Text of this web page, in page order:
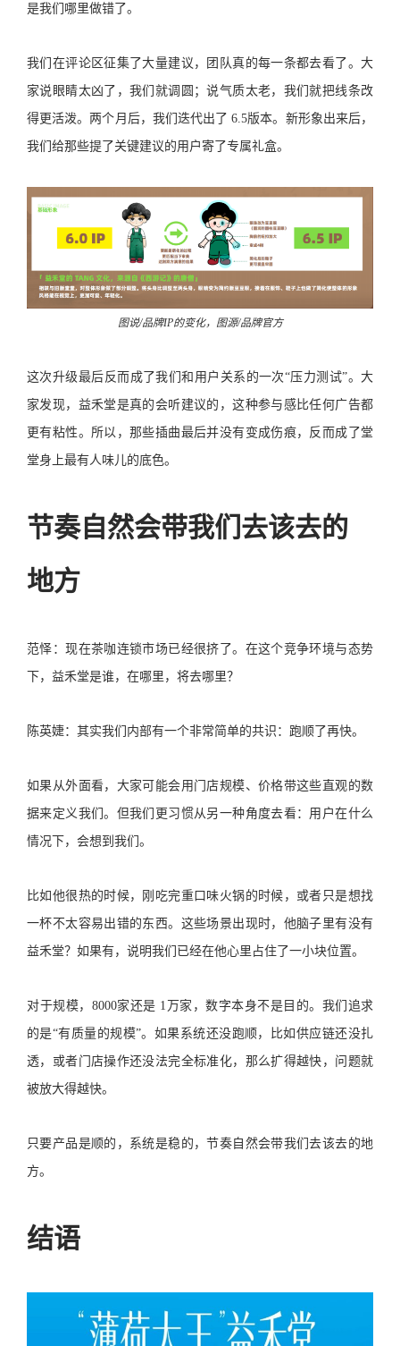
是我们哪里做错了。
我们在评论区征集了大量建议，团队真的每一条都去看了。大
家说眼睛太凶了，我们就调圆；说气质太老，我们就把线条改
得更活泼。两个月后，我们迭代出了 6.5版本。新形象出来后，
我们给那些提了关键建议的用户寄了专属礼盒。
图说/品牌IP的变化，图源/品牌官方
这次升级最后反而成了我们和用户关系的一次“压力测试”。大
家发现，益禾堂是真的会听建议的，这种参与感比任何广告都
更有粘性。所以，那些插曲最后并没有变成伤痕，反而成了堂
堂身上最有人味儿的底色。
节奏自然会带我们去该去的
地方
范怿：现在茶咖连锁市场已经很挤了。在这个竞争环境与态势
下，益禾堂是谁，在哪里，将去哪里？
陈英婕：其实我们内部有一个非常简单的共识：跑顺了再快。
如果从外面看，大家可能会用门店规模、价格带这些直观的数
据来定义我们。但我们更习惯从另一种角度去看：用户在什么
情况下，会想到我们。
比如他很热的时候，刚吃完重口味火锅的时候，或者只是想找
一杯不太容易出错的东西。这些场景出现时，他脑子里有没有
益禾堂？如果有，说明我们已经在他心里占住了一小块位置。
对于规模，8000家还是 1万家，数字本身不是目的。我们追求
的是“有质量的规模”。如果系统还没跑顺，比如供应链还没扎
透，或者门店操作还没法完全标准化，那么扩得越快，问题就
被放大得越快。
只要产品是顺的，系统是稳的，节奏自然会带我们去该去的地
方。
结语